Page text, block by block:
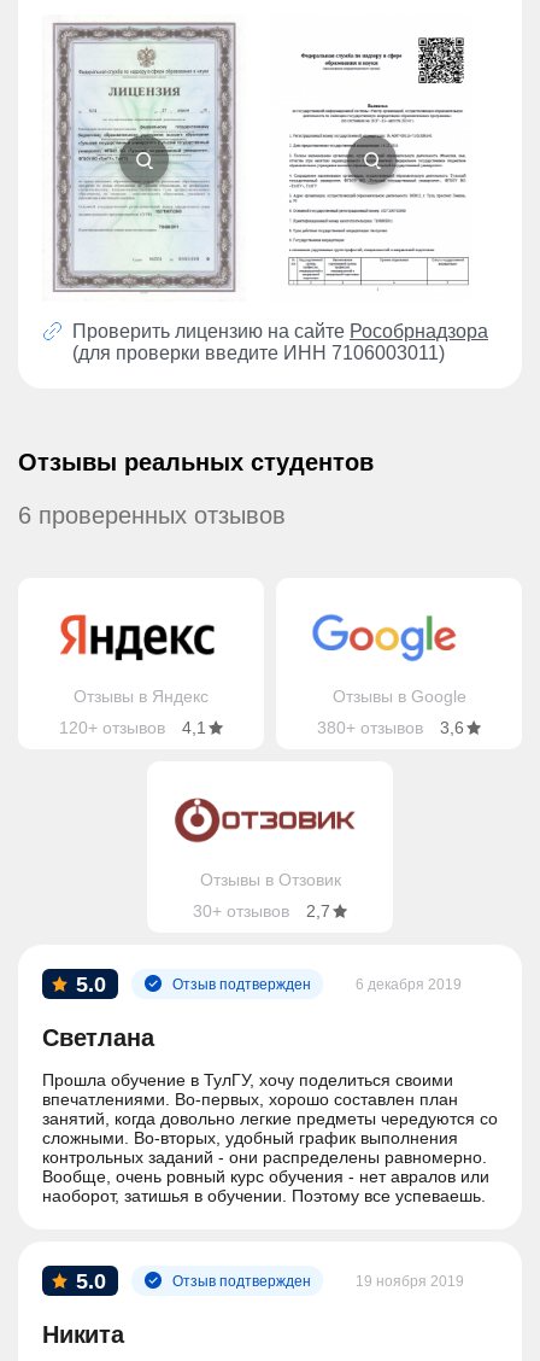
Проверить лицензию на сайте Рособрнадзора
(для проверки введите ИНН 7106003011)
Отзывы реальных студентов
6 проверенных отзывов
Отзывы в Яндекс
120+ отзывов
4,1
Отзывы в Google
380+ отзывов
3,6
Отзывы в Отзовик
30+ отзывов
2,7
5.0
Светлана
6 декабря 2019
Отзыв подтвержден
Прошла обучение в ТулГУ, хочу поделиться своими
впечатлениями. Во-первых, хорошо составлен план
занятий, когда довольно легкие предметы чередуются со
сложными. Во-вторых, удобный график выполнения
контрольных заданий - они распределены равномерно.
Вообще, очень ровный курс обучения - нет авралов или
наоборот, затишья в обучении. Поэтому все успеваешь.
всем этот вуз: преподавание Бухгалтерского учета,
анализа и аудита здесь поставлено хорошо.
5.0
Никита
19 ноября 2019
Отзыв подтвержден